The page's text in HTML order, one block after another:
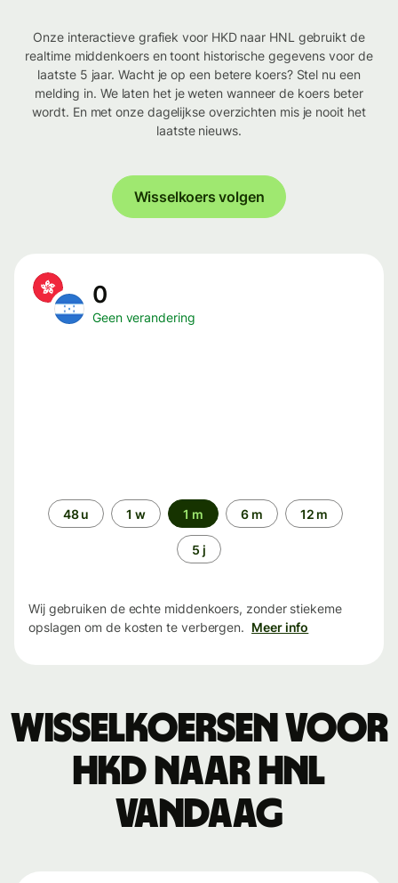
Onze interactieve grafiek voor HKD naar HNL gebruikt de
realtime middenkoers en toont historische gegevens voor de
laatste 5 jaar. Wacht je op een betere koers? Stel nu een
melding in. We laten het je weten wanneer de koers beter
wordt. En met onze dagelijkse overzichten mis je nooit het
laatste nieuws.
Wisselkoers volgen
0
Geen verandering
Periode48 u 1 w 1 m 6 m 12 m
5 j
Wij gebruiken de echte middenkoers, zonder stiekeme
opslagen om de kosten te verbergen. Meer info
Wisselkoersen voor
HKD naar HNL
vandaag